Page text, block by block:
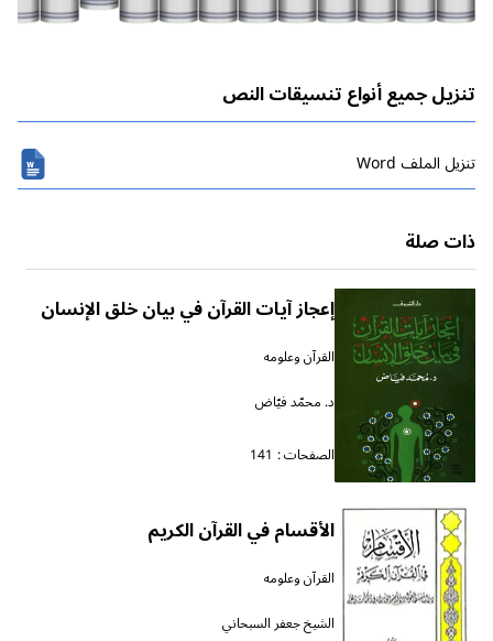
تنزيل جميع أنواع تنسيقات النص
تنزیل الملف Word
ذات صلة
إعجاز آيات القرآن في بيان خلق الإنسان
القرآن وعلومه
د. محمّد فيّاض
الصفحات : 141
الأقسام في القرآن الكريم
القرآن وعلومه
الشيخ جعفر السبحاني